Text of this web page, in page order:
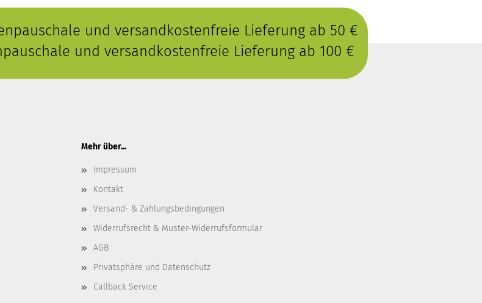
und versandkostenfreie Lieferung ab 50 €
und versandkostenfreie Lieferung ab 100 €
Mehr über...
Impressum
Kontakt
Versand- & Zahlungsbedingungen
Widerrufsrecht & Muster-Widerrufsformular
AGB
Privatsphäre und Datenschutz
Callback Service